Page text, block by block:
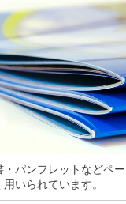
パンフレットなどペ
いられています。